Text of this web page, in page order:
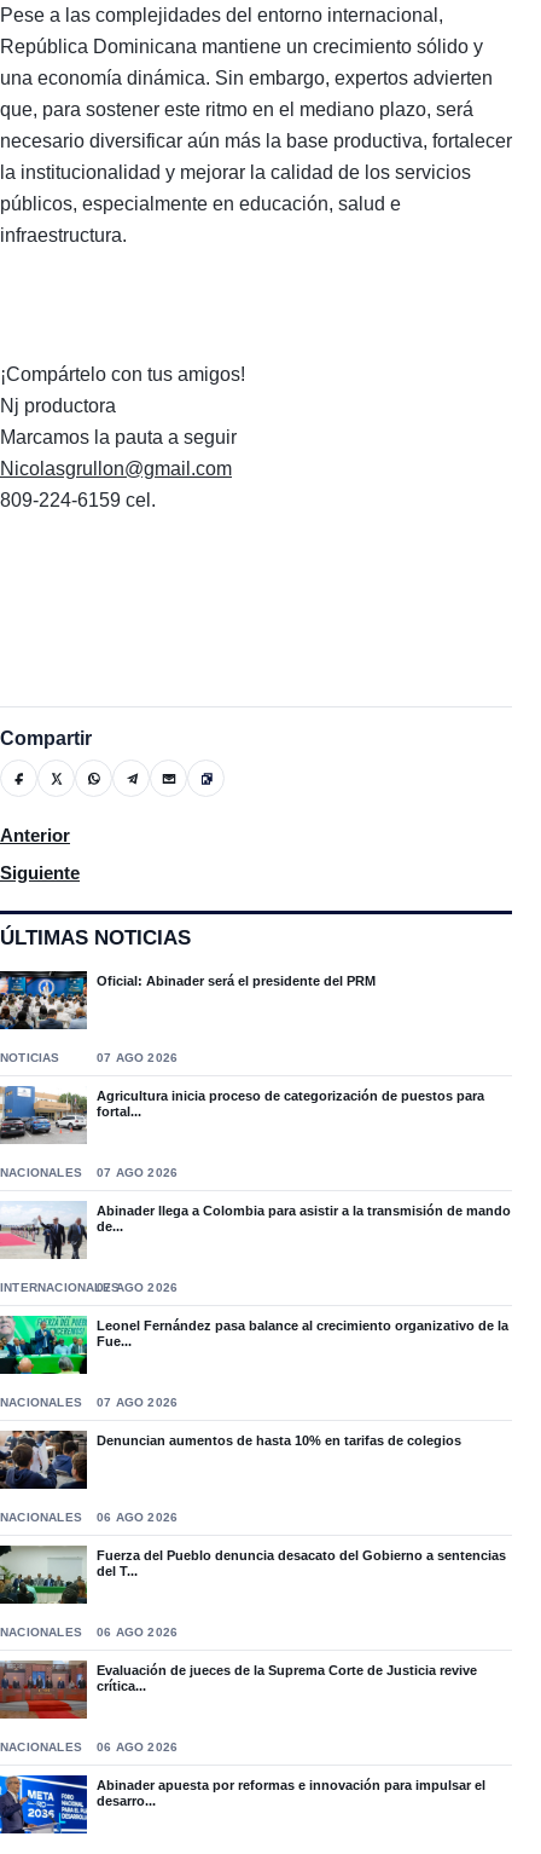
ÚLTIMAS NOTICIAS
Oficial: Abinader será el presidente del PRM
NOTICIAS 07 AGO 2026
Agricultura inicia proceso de categorización de puestos para
fortal...
NACIONALES 07 AGO 2026
Abinader llega a Colombia para asistir a la transmisión de mando
de...
INTERNACIONALES07 AGO 2026
Leonel Fernández pasa balance al crecimiento organizativo de la
Fue...
NACIONALES 07 AGO 2026
Denuncian aumentos de hasta 10% en tarifas de colegios
NACIONALES 06 AGO 2026
Fuerza del Pueblo denuncia desacato del Gobierno a sentencias
del T...
NACIONALES 06 AGO 2026
Evaluación de jueces de la Suprema Corte de Justicia revive
crítica...
NACIONALES 06 AGO 2026
Abinader apuesta por reformas e innovación para impulsar el
desarro...
Pese a las complejidades del entorno internacional,
República Dominicana mantiene un crecimiento sólido y
una economía dinámica. Sin embargo, expertos advierten
que, para sostener este ritmo en el mediano plazo, será
necesario diversificar aún más la base productiva, fortalecer
la institucionalidad y mejorar la calidad de los servicios
públicos, especialmente en educación, salud e
infraestructura.
¡Compártelo con tus amigos!
Nj productora
Marcamos la pauta a seguir
Nicolasgrullon@gmail.com
809-224-6159 cel.
Compartir
Artículo anterior: Ministro de Educación explica el retraso con
Anterior
Artículo siguiente: Procuradora insta al Congreso a aprobar el
Siguiente